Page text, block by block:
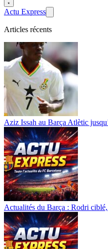
Actu Express
Articles récents
Aziz Issah au Barça Atlètic
Actualités du Barça : Rodri